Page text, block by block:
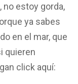
estoy gorda,
ya sabes
en el mar, que
quieren
click aquí: